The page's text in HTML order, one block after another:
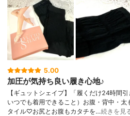
5.00
加圧が気持ち良い履き心地♪
【ギュットシェイプ】「履くだけ24時間
いつでも着用できること）お腹・背中・
タイル♡お尻とお腹もカタチを…続きを見